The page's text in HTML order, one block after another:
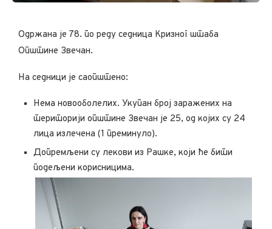
Oдржана је 78. по реду седница Кризног штаба
Општине Звечан.
На седници је саопштено:
Нема новооболелих. Укупан број заражених на
територији општине Звечан је 25, од којих су 24
лица излечена (1 преминуло).
Допремљени су лекови из Рашке, који ће бити
подељени корисницима.